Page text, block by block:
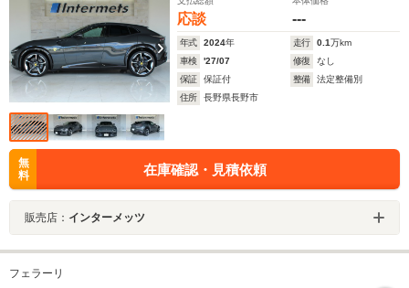
応談 ---
年式 2024年 走行 0.1万km
車検
'27/07 修復
なし
保証
保証付 整備
法定整備別
住所
長野県長野市
無
料
在庫確認・見積依頼
販売店： インターメッツ
フェラーリ